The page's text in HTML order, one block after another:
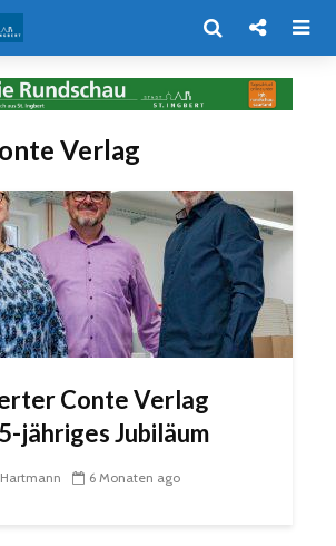
Verlag
Conte Verlag
jähriges Jubiläum
6 Monaten ago